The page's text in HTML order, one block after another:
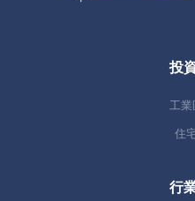
投
工業
住
行